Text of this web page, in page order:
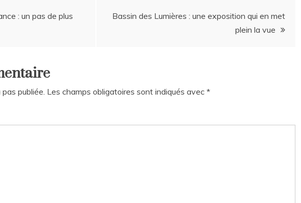
: un pas de plus
Bassin des Lumières : une exposition qui en met
plein la vue
publiée. Les champs obligatoires sont indiqués avec *